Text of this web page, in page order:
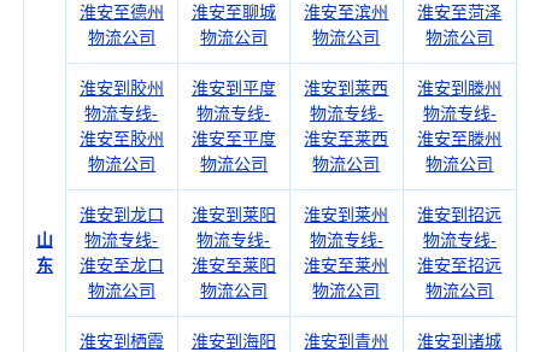
山
东
淮安至德州
物流公司
淮安至聊城
物流公司
淮安至滨州
物流公司
淮安至菏泽
物流公司
淮安到胶州
物流专线-
淮安至胶州
物流公司
淮安到平度
物流专线-
淮安至平度
物流公司
淮安到莱西
物流专线-
淮安至莱西
物流公司
淮安到滕州
物流专线-
淮安至滕州
物流公司
淮安到龙口
物流专线-
淮安至龙口
物流公司
淮安到莱阳
物流专线-
淮安至莱阳
物流公司
淮安到莱州
物流专线-
淮安至莱州
物流公司
淮安到招远
物流专线-
淮安至招远
物流公司
淮安到栖霞
淮安到海阳
淮安到青州
淮安到诸城